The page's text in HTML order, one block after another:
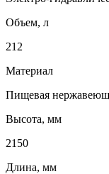
Объем, л
212
Материал
Пищевая
Высота, мм
2150
Длина, мм